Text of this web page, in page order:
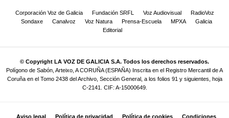
Corporación Voz de Galicia Fundación SRFL Voz Audiovisual
RadioVoz
Sondaxe
Canalvoz Voz Natura Prensa-Escuela MPXA
Galicia
Editorial
© Copyright LA VOZ DE GALICIA S.A. Todos los derechos reservados.
Polígono de Sabón, Arteixo, A CORUÑA (ESPAÑA) Inscrita en el Registro Mercantil de A
Coruña en el Tomo 2438 del Archivo, Sección General, a los folios 91 y siguientes, hoja
C-2141. CIF: A-15000649.
Aviso legal Política de privacidad Política de cookies Condiciones